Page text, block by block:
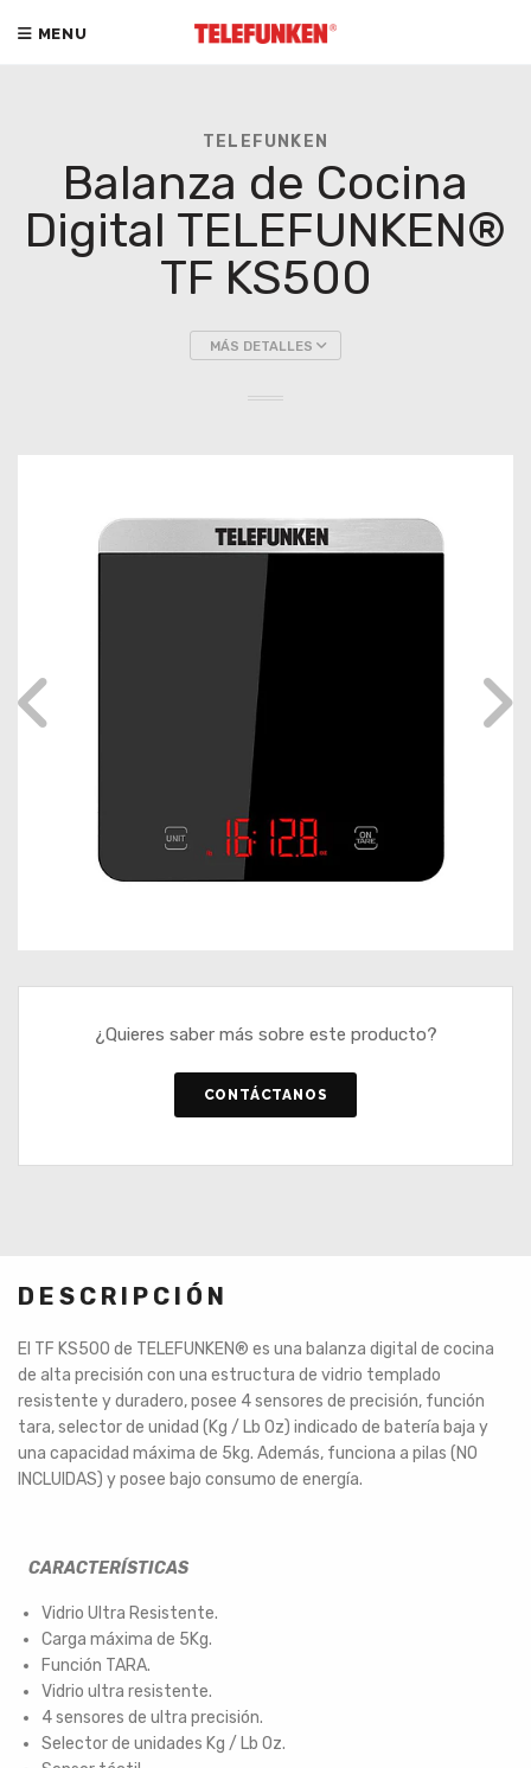
MENU
TELEFUNKEN
Balanza de Cocina
Digital TELEFUNKEN®
TF KS500
MÁS DETALLES
¿Quieres saber más sobre este producto?
CONTÁCTANOS
DESCRIPCIÓN
El TF KS500 de TELEFUNKEN® es una balanza digital de cocina
de alta precisión con una estructura de vidrio templado
resistente y duradero, posee 4 sensores de precisión, función
tara, selector de unidad (Kg / Lb Oz) indicado de batería baja y
una capacidad máxima de 5kg. Además, funciona a pilas (NO
INCLUIDAS) y posee bajo consumo de energía.
CARACTERÍSTICAS
Vidrio Ultra Resistente.
Carga máxima de 5Kg.
Función TARA.
Vidrio ultra resistente.
4 sensores de ultra precisión.
Selector de unidades Kg / Lb Oz.